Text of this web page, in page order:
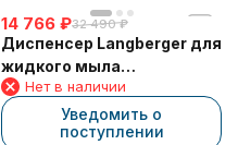
14 766 ₽32 490 ₽
Диспенсер Langberger для
жидкого мыла
стеклянный к стене
квадратный с
пластиковой колбой
Нет в наличии
Уведомить о
поступлении